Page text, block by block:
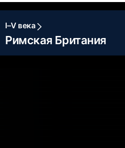
I–V века
Римская Британия